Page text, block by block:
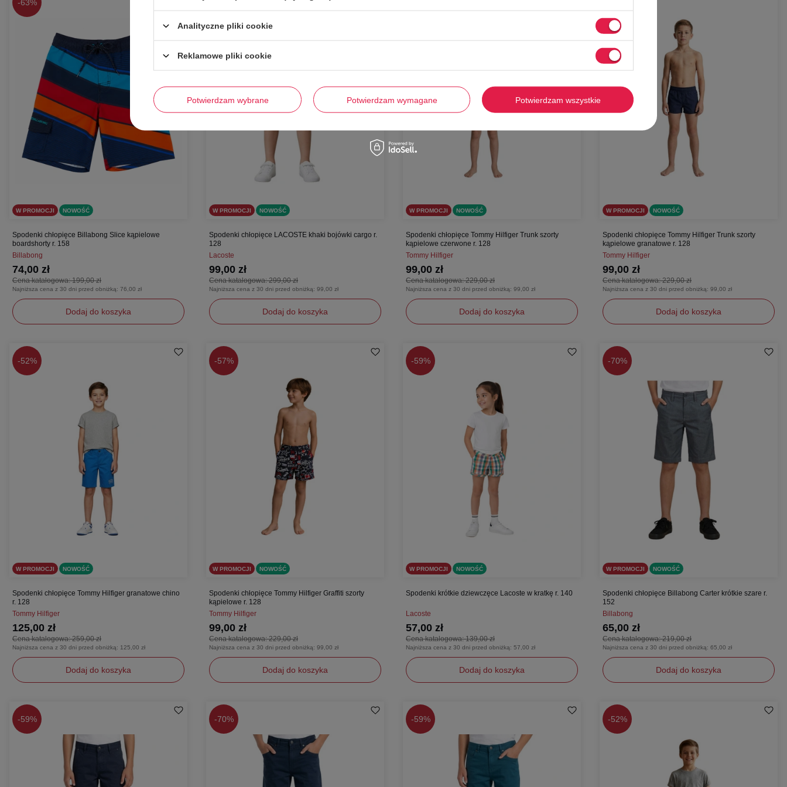
-63%
W PROMOCJI NOWOŚĆ
Spodenki chłopięce Billabong Slice kąpielowe
boardshorty r. 158
Billabong
Cena katalogowa:199,00 zł
74,00 zł
Najniższa cena z 30 dni przed obniżką: 76,00 zł
Dodaj do koszyka
164
W PROMOCJI NOWOŚĆ
Spodenki chłopięce LACOSTE khaki bojówki cargo r.
128
Lacoste
Cena katalogowa:299,00 zł
99,00 zł
Najniższa cena z 30 dni przed obniżką: 99,00 zł
Dodaj do koszyka
128
W PROMOCJI NOWOŚĆ
Spodenki chłopięce Tommy Hilfiger Trunk szorty
kąpielowe czerwone r. 128
Tommy Hilfiger
Cena katalogowa:229,00 zł
99,00 zł
Najniższa cena z 30 dni przed obniżką: 99,00 zł
Dodaj do koszyka
128
-
W PROMOCJI NOWOŚĆ
Spodenki chłopięce Tommy Hilfiger Trunk szorty
kąpielowe granatowe r. 128
Tommy Hilfiger
Cena katalogowa:229,00 zł
99,00 zł
Najniższa cena z 30 dni przed obniżką: 99,00 zł
Dodaj do koszyka
128
-52%
W PROMOCJI NOWOŚĆ
Spodenki chłopięce Tommy Hilfiger granatowe chino
r. 128
Tommy Hilfiger
Cena katalogowa:259,00 zł
125,00 zł
Najniższa cena z 30 dni przed obniżką: 125,00 zł
Dodaj do koszyka
128
-57%
W PROMOCJI NOWOŚĆ
Spodenki chłopięce Tommy Hilfiger Graffiti szorty
kąpielowe r. 128
Tommy Hilfiger
Cena katalogowa:229,00 zł
99,00 zł
Najniższa cena z 30 dni przed obniżką: 99,00 zł
Dodaj do koszyka
128
-59%
W PROMOCJI NOWOŚĆ
Spodenki krótkie dziewczęce Lacoste w kratkę r. 140
Lacoste
Cena katalogowa:139,00 zł
57,00 zł
Najniższa cena z 30 dni przed obniżką: 57,00 zł
Dodaj do koszyka
140
-70%
W PROMOCJI NOWOŚĆ
Spodenki chłopięce Billabong Carter krótkie szare r.
152
Billabong
Cena katalogowa:219,00 zł
65,00 zł
Najniższa cena z 30 dni przed obniżką: 65,00 zł
Dodaj do koszyka
152
-59% -70% -59% -52%
Analityczne pliki cookie
Reklamowe pliki cookie
Potwierdzam wybrane Potwierdzam wymagane Potwierdzam wszystkie